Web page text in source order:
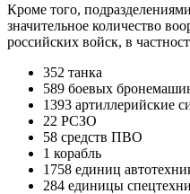
Кроме того,
значительное количество
российских войск, в
352 танка
589 боевых
1393 артиллерийские
22 РСЗО
58 средств ПВО
1 корабль
1758 единиц
284 единицы